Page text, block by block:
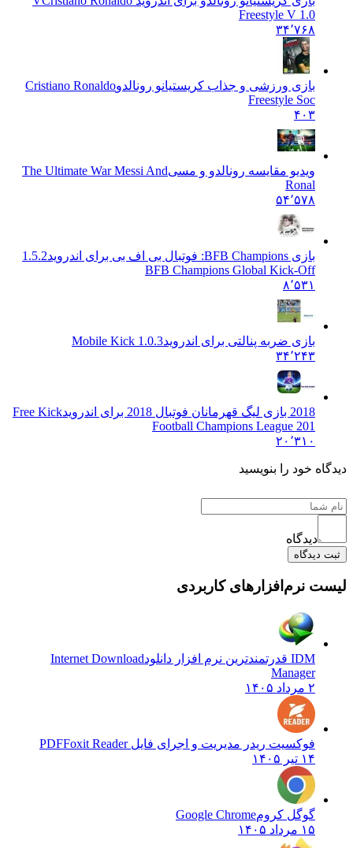
Freestyle V 1.0
۳۴٬۷۶۸
بازی ورزشی و جذاب کریستیانو رونالدو Cristiano Ronaldo
Freestyle Soc
ویدیو مقایسه رونالدو و مسیThe Ultimate War Messi And
۵۴٬۵۷۸
1.5.2
BFB Champions Global Kick-Off
بازی ضربه پنالتی برای اندروید Mobile Kick 1.0.3
۳۴٬۲۴۳
Free Kick
Football Champions League 201
۲۰٬۳۱۰
خود را بنویسید
نرم‌افزارهای کاربردی
Internet Download
Manager
فوکسیت ریدر مدیریت و اجرای فایل PDFFoxit Reader
گوگل کروم Google Chrome